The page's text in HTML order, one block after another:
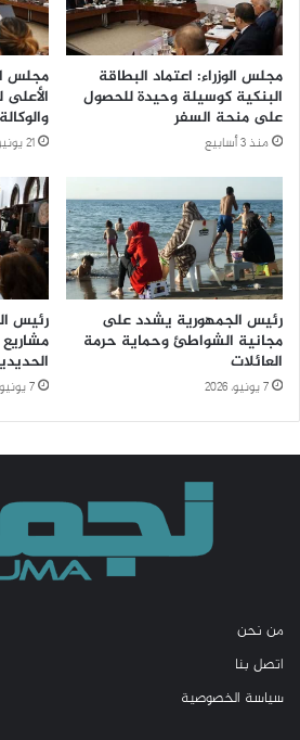
مجلس الوزراء: اعتماد البطاقة
البنكية كوسيلة وحيدة للحصول
على منحة السفر
منذ 3 أسابيع
مجلس
الأعلى
21 يونيو، 2026
رئيس الجمهورية يشدد على
مجانية الشواطئ وحماية حرمة
العائلات
7 يونيو، 2026
رئيس
7 يونيو، 2026
من نحن
اتصل بنا
سياسة الخصوصية